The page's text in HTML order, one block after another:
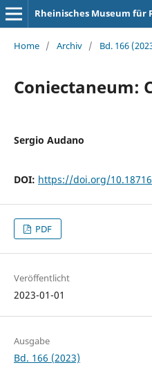
Rheinisches Museum für
Home / Archiv / Bd. 166
Coniectaneum:
Sergio Audano
DOI: https://doi.org/
PDF
Veröffentlicht
2023-01-01
Ausgabe
Bd. 166 (2023)